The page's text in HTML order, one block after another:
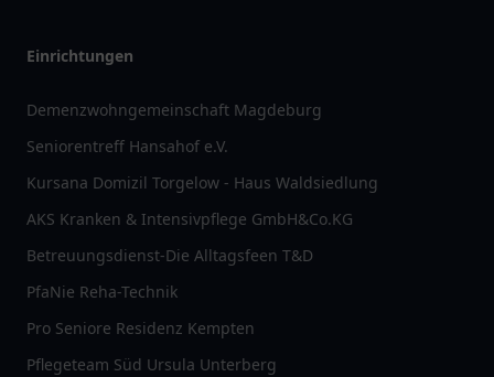
Einrichtungen
Demenzwohngemeinschaft Magdeburg
Seniorentreff Hansahof e.V.
Kursana Domizil Torgelow - Haus Waldsiedlung
AKS Kranken & Intensivpflege GmbH&Co.KG
Betreuungsdienst-Die Alltagsfeen T&D
PfaNie Reha-Technik
Pro Seniore Residenz Kempten
Pflegeteam Süd Ursula Unterberg